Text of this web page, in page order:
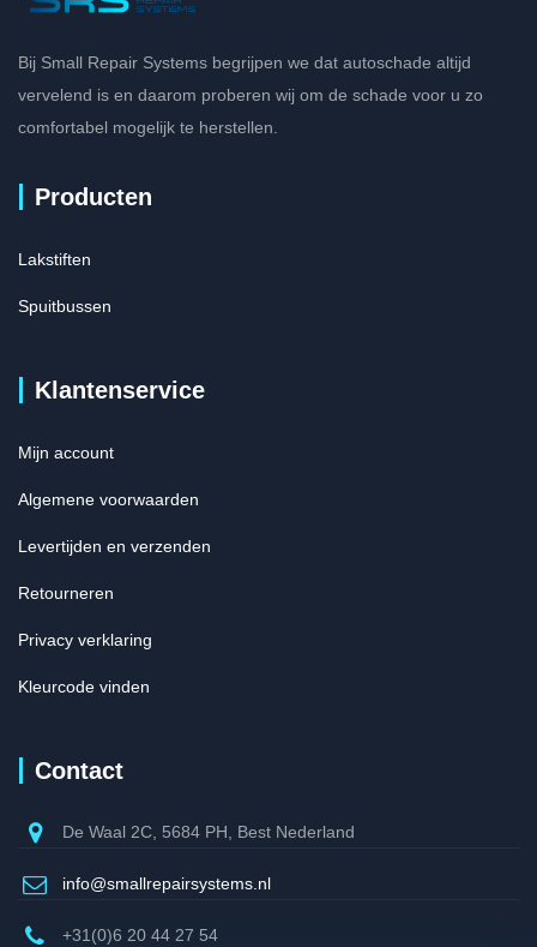
Bij Small Repair Systems begrijpen we dat autoschade altijd
vervelend is en daarom proberen wij om de schade voor u zo
comfortabel mogelijk te herstellen.
Producten
Lakstiften
Spuitbussen
Klantenservice
Mijn account
Algemene voorwaarden
Levertijden en verzenden
Retourneren
Privacy verklaring
Kleurcode vinden
Contact
De Waal 2C, 5684 PH, Best Nederland
info@smallrepairsystems.nl
+31(0)6 20 44 27 54